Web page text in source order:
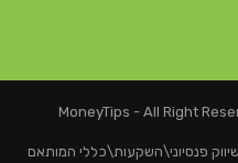
MoneyTips - All Right
פנסיוני\השקעות\כללי המותאם